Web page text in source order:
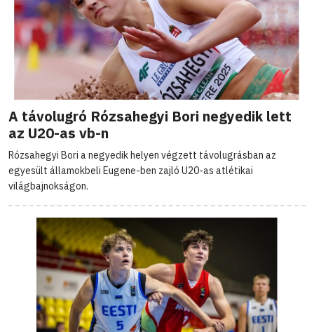
A távolugró Rózsahegyi Bori negyedik lett
az U20-as vb-n
Rózsahegyi Bori a negyedik helyen végzett távolugrásban az
egyesült államokbeli Eugene-ben zajló U20-as atlétikai
világbajnokságon.